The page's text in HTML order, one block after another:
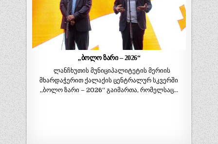
,,ბოლო ზარი – 2026“
ლანჩხუთის მუნიციპალიტეტის მერიის
მხარდაჭერით ქალაქის ცენტრალურ სკვერში
,,ბოლო ზარი – 2026“ გაიმართა, რომელსაც…